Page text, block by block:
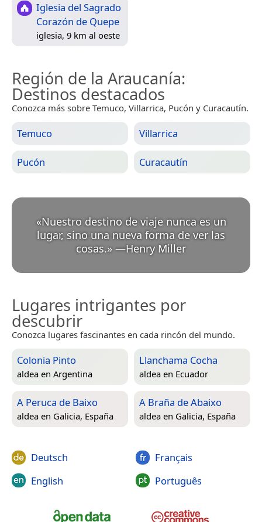
Iglesia del Sagrado
Corazón de Quepe
iglesia, 9 km al oeste
Región de la Araucanía:
Destinos destacados
Conozca más sobre Temuco, Villarrica, Pucón y Curacautín.
Temuco Villarrica
Pucón Curacautín
«Nuestro destino de viaje nunca es un
lugar, sino una nueva forma de ver las
cosas.» —Henry Miller
Lugares intrigantes por
descubrir
Conozca lugares fascinantes en cada rincón del mundo.
Colonia Pinto
aldea en Argentina
Llanchama Cocha
aldea en Ecuador
A Peruca de Baixo
aldea en Galicia, España
A Braña de Abaixo
aldea en Galicia, España
Deutsch
English
Français
Português